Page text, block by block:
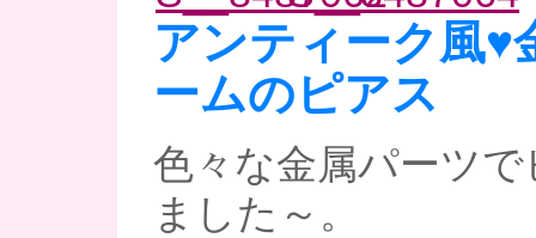
アンティーク風♥
ームのピアス
色々な金属パーツ
ました～。